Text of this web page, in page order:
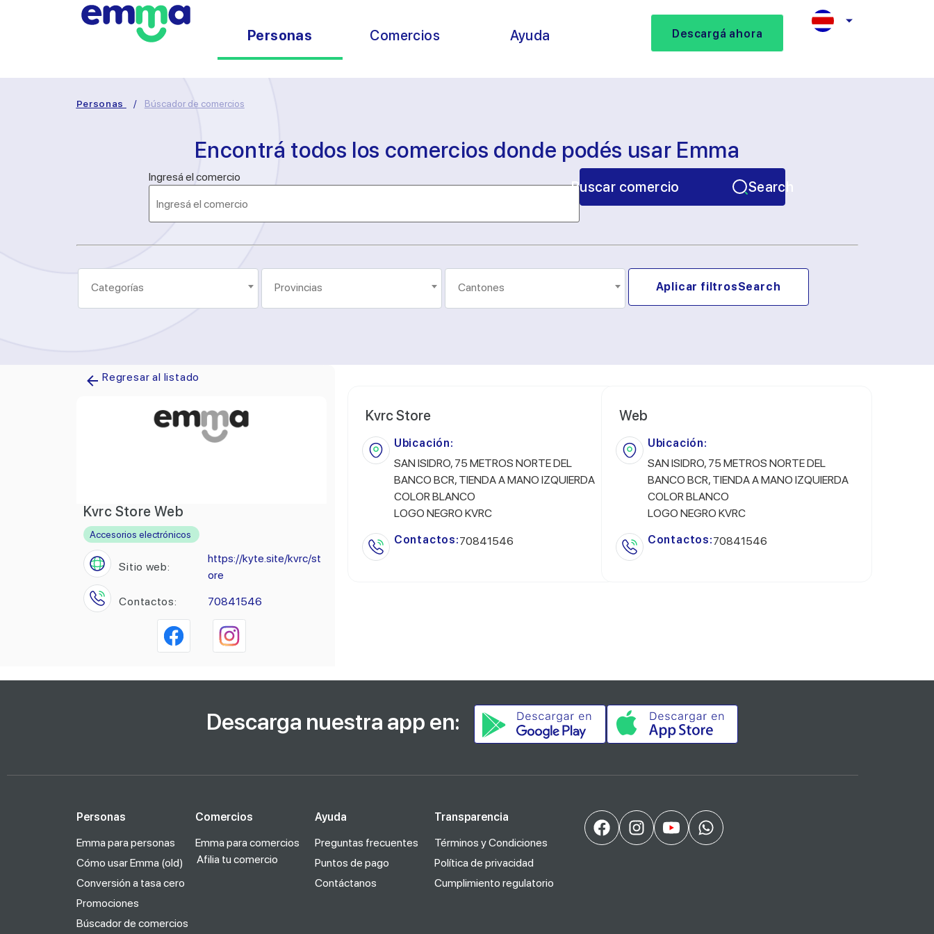
Personas Comercios Ayuda Descargá ahora
Personas / Búscador de comercios
Encontrá todos los comercios donde podés usar Emma
Ingresá el comercio
Buscar comercio Search
Aplicar filtrosSearch
Regresar al listado
Kvrc Store Web
Accesorios electrónicos
Sitio web:
https://kyte.site/kvrc/st
ore
Contactos:
70841546
Kvrc Store
Ubicación:
SAN ISIDRO, 75 METROS NORTE DEL
BANCO BCR, TIENDA A MANO IZQUIERDA
COLOR BLANCO
LOGO NEGRO KVRC
Contactos:70841546
Web
Ubicación:
SAN ISIDRO, 75 METROS NORTE DEL
BANCO BCR, TIENDA A MANO IZQUIERDA
COLOR BLANCO
LOGO NEGRO KVRC
Contactos:70841546
Descarga nuestra app en:
Personas
Emma para personas
Cómo usar Emma (old)
Conversión a tasa cero
Promociones
Búscador de comercios
Comercios
Emma para comercios
Afilia tu comercio
Ayuda
Preguntas frecuentes
Puntos de pago
Contáctanos
Transparencia
Términos y Condiciones
Política de privacidad
Cumplimiento regulatorio